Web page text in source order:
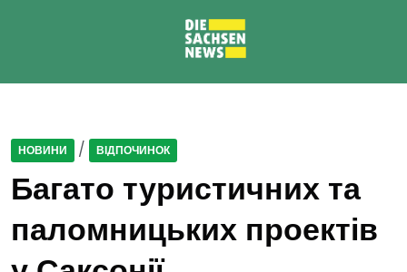
НОВИНИ / ВІДПОЧИНОК
Багато туристичних та
паломницьких проектів